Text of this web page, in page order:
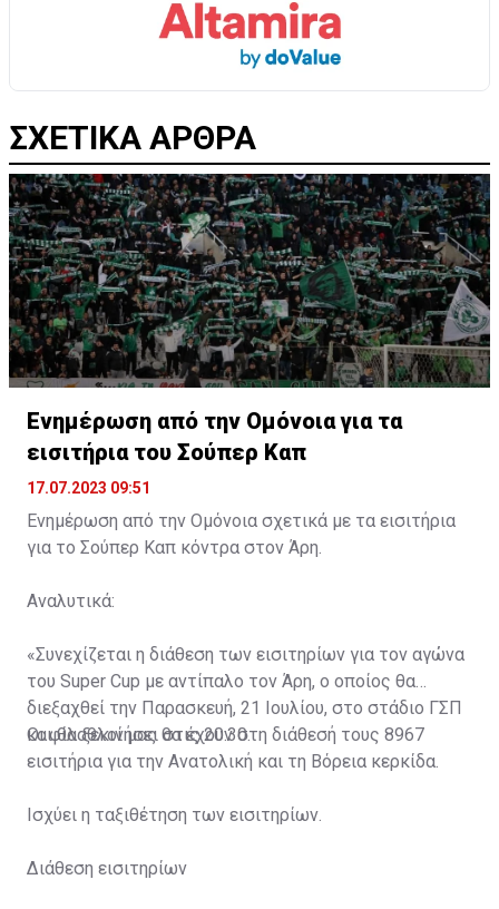
ΣΧΕΤΙΚΑ ΑΡΘΡΑ
Ενημέρωση από την Ομόνοια για τα
εισιτήρια του Σούπερ Καπ
17.07.2023 09:51
Ενημέρωση από την Ομόνοια σχετικά με τα εισιτήρια
για το Σούπερ Καπ κόντρα στον Άρη.
Αναλυτικά:
«Συνεχίζεται η διάθεση των εισιτηρίων για τον αγώνα
του Super Cup με αντίπαλο τον Άρη, ο οποίος θα
διεξαχθεί την Παρασκευή, 21 Ιουλίου, στο στάδιο ΓΣΠ
και θα ξεκινήσει στις 20:30.
Οι φίλαθλοί μας θα έχουν στη διάθεσή τους 8967
εισιτήρια για την Ανατολική και τη Βόρεια κερκίδα.
Ισχύει η ταξιθέτηση των εισιτηρίων.
Διάθεση εισιτηρίων